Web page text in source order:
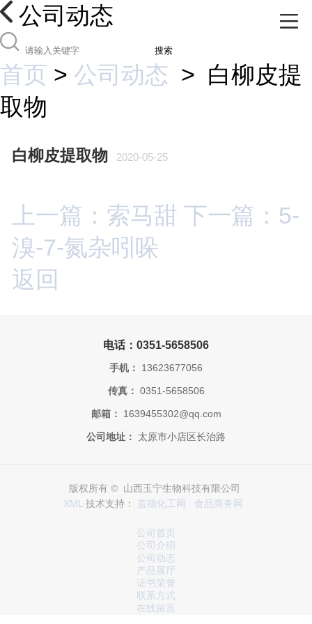
公司动态
搜索
首页 > 公司动态 > 白柳皮提
取物
白柳皮提取物 2020-05-25
上一篇：索马甜 下一篇：5-
溴-7-氮杂吲哚
返回
电话：0351-5658506
手机： 13623677056
传真： 0351-5658506
邮箱： 1639455302@qq.com
公司地址： 太原市小店区长治路
版权所有 © 山西玉宁生物科技有限公司
XML 技术支持： 盖德化工网 食品商务网
公司首页
公司介绍
公司动态
产品展厅
证书荣誉
联系方式
在线留言